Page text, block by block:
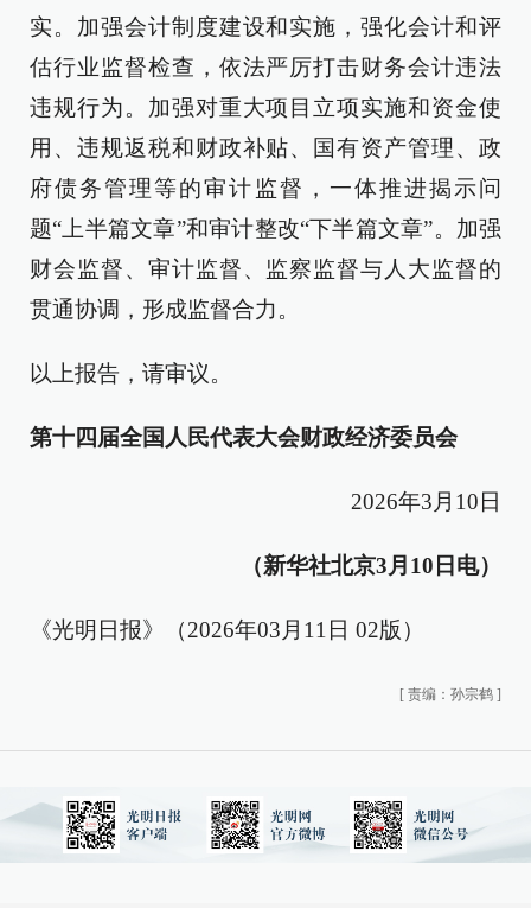
实。加强会计制度建设和实施，强化会计和评
估行业监督检查，依法严厉打击财务会计违法
违规行为。加强对重大项目立项实施和资金使
用、违规返税和财政补贴、国有资产管理、政
府债务管理等的审计监督，一体推进揭示问
题“上半篇文章”和审计整改“下半篇文章”。加强
财会监督、审计监督、监察监督与人大监督的
贯通协调，形成监督合力。
以上报告，请审议。
第十四届全国人民代表大会财政经济委员会
2026年3月10日
（新华社北京3月10日电）
《光明日报》（2026年03月11日 02版）
[ 责编：孙宗鹤 ]